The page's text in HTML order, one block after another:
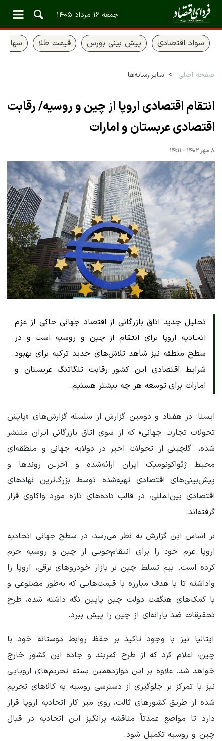
جمعه ۱۶ مرداد ۱۴۰۵
سواد اقتصادی پیش بینی بورس قیمت طلا سهام
صفحه اصلی سایر رسانه‌ها
انتقام اقتصادی اروپا از چین و روسیه/ رقابت
اقتصادی عربستان و امارات
۸ مهر ۱۴۰۲ - ۱۴:۱۱
تحلیل جدید اتاق بازرگانی از اقتصاد جهانی حاکی از عزم
اتحادیه اروپا برای انتقام از چین و روسیه است و در
سطح منطقه نیز شاهد تلاش‌های جدید ترکیه برای بهبود
شرایط اقتصادی این کشور رقابت تنگاتنگ عربستان و
امارات برای توسعه هر چه بیشتر هستیم.
ایسنا: در هفتاد و دومین گزارش از سلسله گزارش‌های «پایش
تحولات تجارت جهانی» که از سوی اتاق بازرگانی ایران منتشر
شده، گلچینی از تحولات اخیر در دولایه جهانی و منطقه‌ای
محیط ژئواکونومیک ایران ارائه‌شده و آخرین روندها و
پیش‌بینی‌های اقتصادی تهیه‌شده توسط بزرگ‌ترین نهادهای
اقتصادی بین‌المللی، در قالب داده‌های تازه مورد واکاوی قرار
گرفته‌اند.
بر اساس این گزارش به نظر می‌رسد، در سطح جهانی اتحادیه
اروپا عزم خود را برای انتقام‌جویی از چین و روسیه جزم
کرده است. بیم تسلط چین بر بازار خودروهای برقی، اروپا را
واداشته تا با هدف مبارزه با قیمت‌هایی که به‌طور مصنوعی و
با کمک‌های هنگفت دولت چین پایین نگه‌ داشته شده، طرح
تحقیقات ضد یارانه‌ای از چین را پیش ببرد.
ایتالیا نیز با وجود تاکید بر حفظ روابط دوستانه خود با
چین، اعلام کرد که از طرح کمربند و جاده این کشور خارج
خواهد شد. علاوه بر این دوازدهمین بسته تحریم‌های اروپایی
نیز با تمرکز بر جلوگیری از دسترسی روسیه به کالاهای تحریم
شده از طریق کشورهای ثالث، روی میز کار اتحادیه اروپا قرار
دارد تا مواضع عمدتاً مناقشه برانگیز این اتحادیه در قبال
چین و روسیه تکمیل شود.